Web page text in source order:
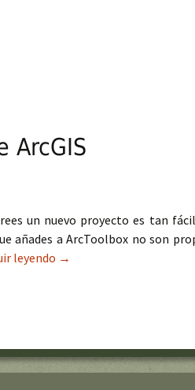
ArcGIS
un nuevo proyecto es tan
añades a ArcToolbox no son
leyendo GEOtip nº17: Cómo fijar
→